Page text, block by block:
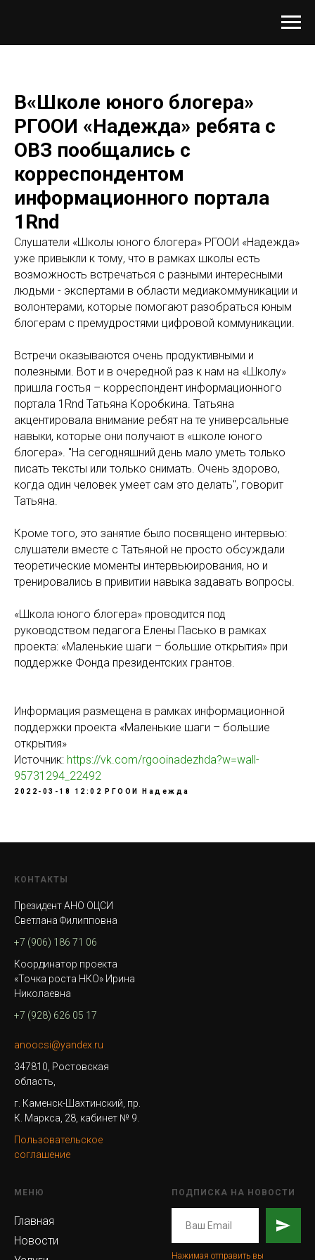
В«Школе юного блогера»
РГООИ «Надежда» ребята с
ОВЗ пообщались с
корреспондентом
информационного портала
1Rnd
Слушатели «Школы юного блогера» РГООИ «Надежда»
уже привыкли к тому, что в рамках школы есть
возможность встречаться с разными интересными
людьми - экспертами в области медиакоммуникации и
волонтерами, которые помогают разобраться юным
блогерам с премудростями цифровой коммуникации.
Встречи оказываются очень продуктивными и
полезными. Вот и в очередной раз к нам на «Школу»
пришла гостья – корреспондент информационного
портала 1Rnd Татьяна Коробкина. Татьяна
акцентировала внимание ребят на те универсальные
навыки, которые они получают в «школе юного
блогера». "На сегодняшний день мало уметь только
писать тексты или только снимать. Очень здорово,
когда один человек умеет сам это делать", говорит
Татьяна.
Кроме того, это занятие было посвящено интервью:
слушатели вместе с Татьяной не просто обсуждали
теоретические моменты интервьюирования, но и
тренировались в привитии навыка задавать вопросы.
«Школа юного блогера» проводится под
руководством педагога Елены Пасько в рамках
проекта: «Маленькие шаги – большие открытия» при
поддержке Фонда президентских грантов.
Информация размещена в рамках информационной
поддержки проекта «Маленькие шаги – большие
открытия»
Источник: https://vk.com/rgooinadezhda?w=wall-
95731294_22492
2022-03-18 12:02 РГООИ Надежда
КОНТАКТЫ
Президент АНО ОЦСИ
Светлана Филипповна
+7 (906) 186 71 06
Координатор проекта
«Точка роста НКО» Ирина
Николаевна
+7 (928) 626 05 17
anoocsi@yandex.ru
347810, Ростовская
область,
г. Каменск-Шахтинский, пр.
К. Маркса, 28, кабинет № 9.
Пользовательское
соглашение
МЕНЮ
Главная
Новости
ПОДПИСКА НА НОВОСТИ
Нажимая отправить вы